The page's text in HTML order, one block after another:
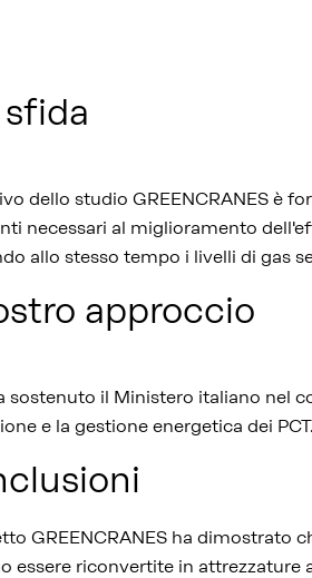
sfida
dello studio GREENCRANES è
necessari al miglioramento
allo stesso tempo i livelli di gas
approccio
sostenuto il Ministero italiano nel
e la gestione energetica dei PCT.
GREENCRANES ha dimostrato
essere riconvertite in